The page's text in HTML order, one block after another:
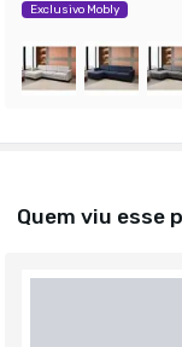
Exclusivo Mobly
Quem viu esse